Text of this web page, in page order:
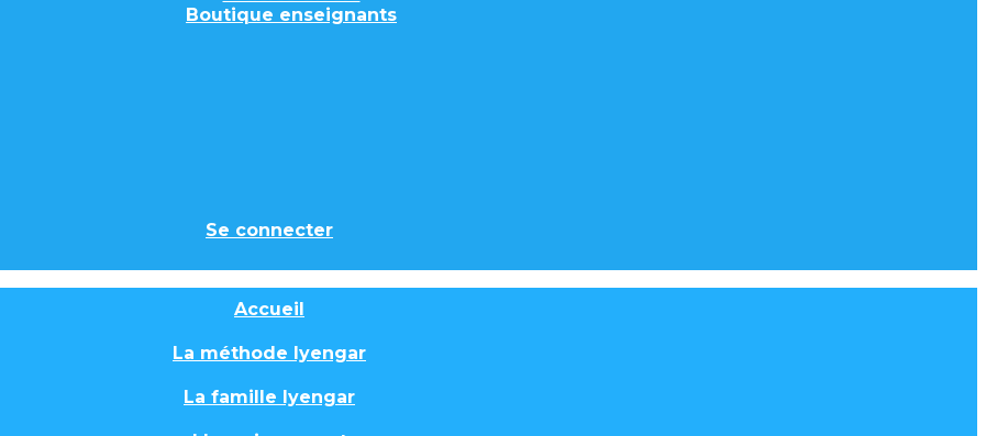
Boutique enseignants
Se connecter
Accueil
La méthode Iyengar
La famille Iyengar